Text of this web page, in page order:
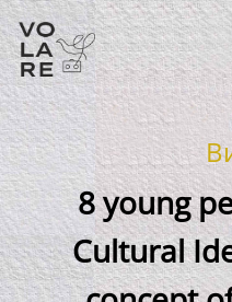
Main
Navigation
8 young
Cultural